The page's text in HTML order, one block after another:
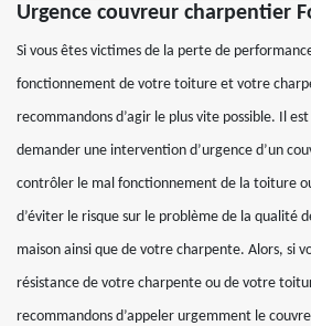
Urgence couvreur charpentier
Si vous êtes victimes de la perte de
fonctionnement de votre toiture et votre
recommandons d’agir le plus vite possible. Il
demander une intervention d’urgence d’un
contrôler le mal fonctionnement de la toiture
d’éviter le risque sur le problème de la qualité
maison ainsi que de votre charpente. Alors, si
résistance de votre charpente ou de votre
recommandons d’appeler urgemment le